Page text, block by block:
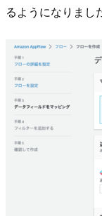
るようになりまし